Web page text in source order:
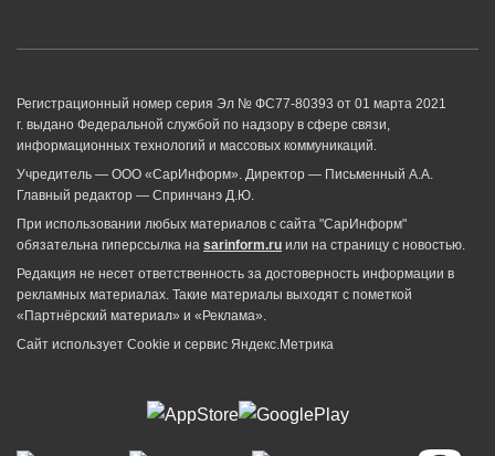
Регистрационный номер серия Эл № ФС77-80393 от 01 марта 2021
г. выдано Федеральной службой по надзору в сфере связи,
информационных технологий и массовых коммуникаций.
Учредитель — ООО «СарИнформ». Директор — Письменный А.А.
Главный редактор — Спринчанэ Д.Ю.
При использовании любых материалов с сайта "СарИнформ"
обязательна гиперссылка на sarinform.ru или на страницу с новостью.
Редакция не несет ответственность за достоверность информации в
рекламных материалах. Такие материалы выходят с пометкой
«Партнёрский материал» и «Реклама».
Сайт использует Cookie и сервиc Яндекс.Метрика